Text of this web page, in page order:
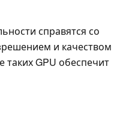
справятся со
и качеством
GPU обеспечит